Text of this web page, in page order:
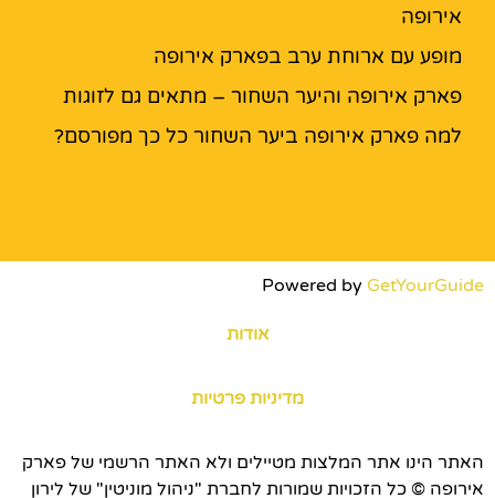
אירופה
מופע עם ארוחת ערב בפארק אירופה
פארק אירופה והיער השחור – מתאים גם לזוגות
למה פארק אירופה ביער השחור כל כך מפורסם?
Powered by GetYourGuide
אודות
מדיניות פרטיות
האתר הינו אתר המלצות מטיילים ולא האתר הרשמי של פארק
אירופה © כל הזכויות שמורות לחברת "ניהול מוניטין" של לירון